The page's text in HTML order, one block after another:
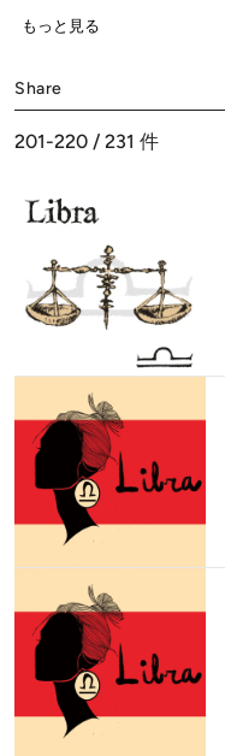
ム＆ラッキーデー……あ
もっと見る
Share
201-220 / 231 件